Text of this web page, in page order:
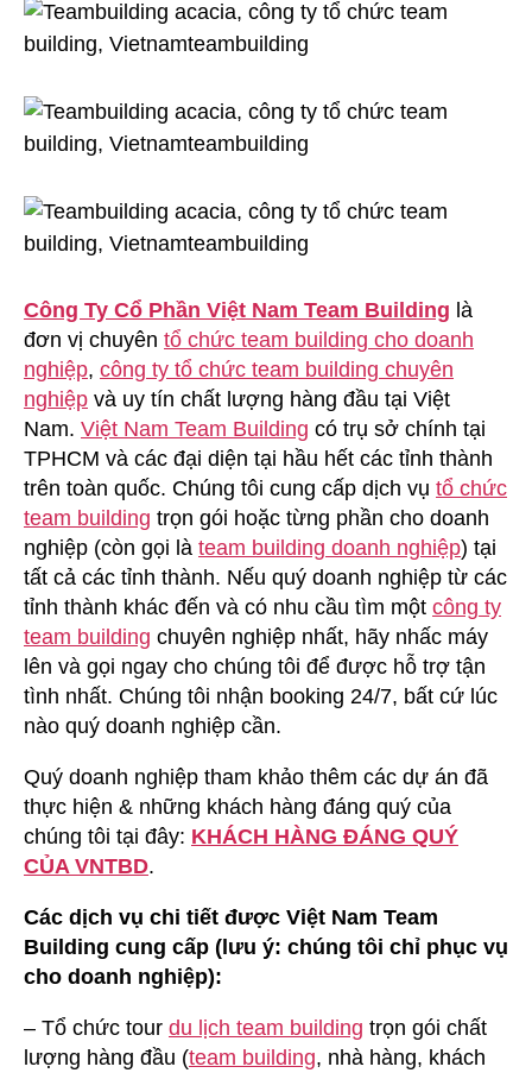
Công Ty Cổ Phần Việt Nam Team Building là
đơn vị chuyên tổ chức team building cho doanh
nghiệp, công ty tổ chức team building chuyên
nghiệp và uy tín chất lượng hàng đầu tại Việt
Nam. Việt Nam Team Building có trụ sở chính tại
TPHCM và các đại diện tại hầu hết các tỉnh thành
trên toàn quốc. Chúng tôi cung cấp dịch vụ tổ chức
team building trọn gói hoặc từng phần cho doanh
nghiệp (còn gọi là team building doanh nghiệp) tại
tất cả các tỉnh thành. Nếu quý doanh nghiệp từ các
tỉnh thành khác đến và có nhu cầu tìm một công ty
team building chuyên nghiệp nhất, hãy nhấc máy
lên và gọi ngay cho chúng tôi để được hỗ trợ tận
tình nhất. Chúng tôi nhận booking 24/7, bất cứ lúc
nào quý doanh nghiệp cần.
Quý doanh nghiệp tham khảo thêm các dự án đã
thực hiện & những khách hàng đáng quý của
chúng tôi tại đây: KHÁCH HÀNG ĐÁNG QUÝ
CỦA VNTBD.
Các dịch vụ chi tiết được Việt Nam Team
Building cung cấp (lưu ý: chúng tôi chỉ phục vụ
cho doanh nghiệp):
– Tổ chức tour du lịch team building trọn gói chất
lượng hàng đầu (team building, nhà hàng, khách